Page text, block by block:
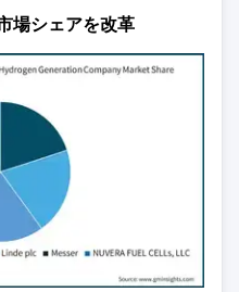
場シェアを改革